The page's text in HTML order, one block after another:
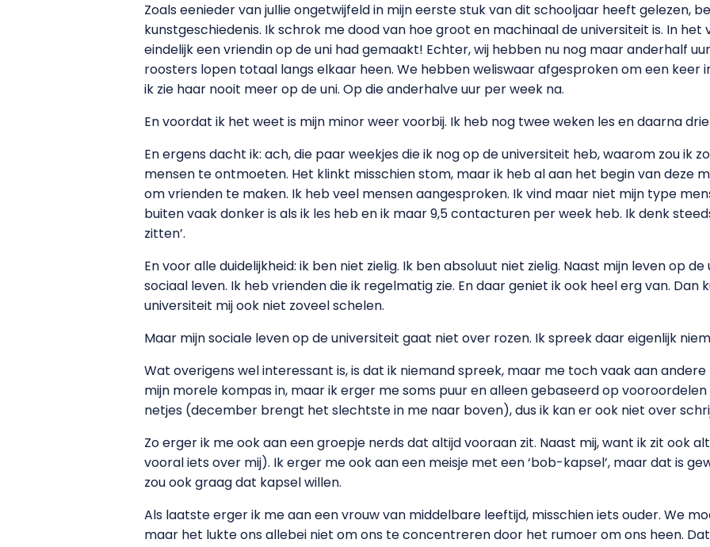
Zoals eenieder van jullie ongetwijfeld in mijn eerste stuk van dit schooljaar heeft gelezen,
kunstgeschiedenis. Ik schrok me dood van hoe groot en machinaal de universiteit is. In
eindelijk een vriendin op de uni had gemaakt! Echter, wij hebben nu nog maar anderhalf
roosters lopen totaal langs elkaar heen. We hebben weliswaar afgesproken om een keer
ik zie haar nooit meer op de uni. Op die anderhalve uur per week na.
En voordat ik het weet is mijn minor weer voorbij. Ik heb nog twee weken les en daarna
En ergens dacht ik: ach, die paar weekjes die ik nog op de universiteit heb, waarom zou ik
mensen te ontmoeten. Het klinkt misschien stom, maar ik heb al aan het begin van deze
om vrienden te maken. Ik heb veel mensen aangesproken. Ik vind maar niet mijn type
buiten vaak donker is als ik les heb en ik maar 9,5 contacturen per week heb. Ik denk
zitten’.
En voor alle duidelijkheid: ik ben niet zielig. Ik ben absoluut niet zielig. Naast mijn leven op
sociaal leven. Ik heb vrienden die ik regelmatig zie. En daar geniet ik ook heel erg van. Dan
universiteit mij ook niet zoveel schelen.
Maar mijn sociale leven op de universiteit gaat niet over rozen. Ik spreek daar eigenlijk
Wat overigens wel interessant is, is dat ik niemand spreek, maar me toch vaak aan
mijn morele kompas in, maar ik erger me soms puur en alleen gebaseerd op
netjes (december brengt het slechtste in me naar boven), dus ik kan er ook niet over
Zo erger ik me ook aan een groepje nerds dat altijd vooraan zit. Naast mij, want ik zit ook
vooral iets over mij). Ik erger me ook aan een meisje met een ‘bob-kapsel’, maar dat is
zou ook graag dat kapsel willen.
Als laatste erger ik me aan een vrouw van middelbare leeftijd, misschien iets ouder. We
maar het lukte ons allebei niet om ons te concentreren door het rumoer om ons heen.